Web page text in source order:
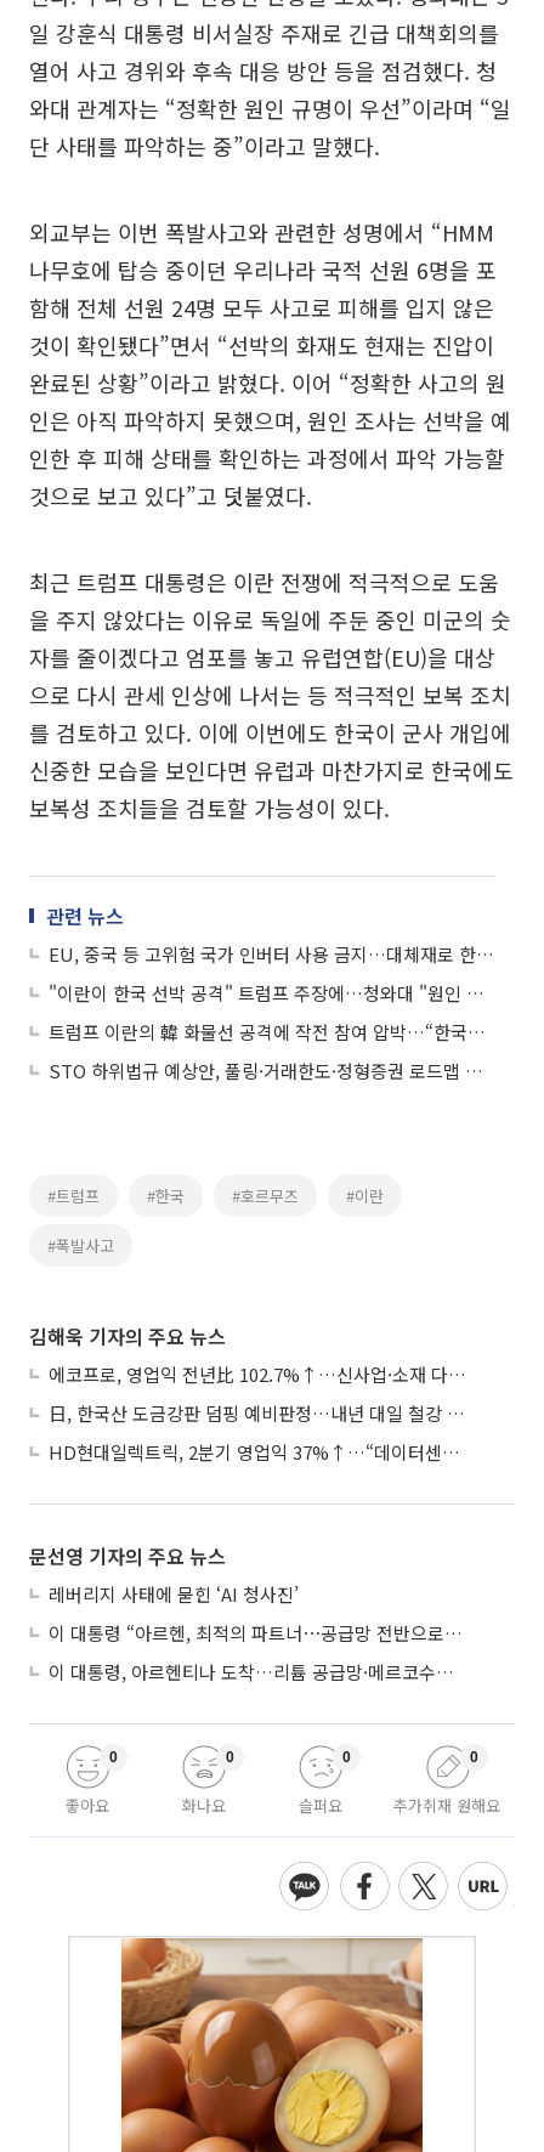
일 강훈식 대통령 비서실장 주재로 긴급 대책회의를
열어 사고 경위와 후속 대응 방안 등을 점검했다. 청
와대 관계자는 “정확한 원인 규명이 우선”이라며 “일
단 사태를 파악하는 중”이라고 말했다.
외교부는 이번 폭발사고와 관련한 성명에서 “HMM
나무호에 탑승 중이던 우리나라 국적 선원 6명을 포
함해 전체 선원 24명 모두 사고로 피해를 입지 않은
것이 확인됐다”면서 “선박의 화재도 현재는 진압이
완료된 상황”이라고 밝혔다. 이어 “정확한 사고의 원
인은 아직 파악하지 못했으며, 원인 조사는 선박을 예
인한 후 피해 상태를 확인하는 과정에서 파악 가능할
것으로 보고 있다”고 덧붙였다.
최근 트럼프 대통령은 이란 전쟁에 적극적으로 도움
을 주지 않았다는 이유로 독일에 주둔 중인 미군의 숫
자를 줄이겠다고 엄포를 놓고 유럽연합(EU)을 대상
으로 다시 관세 인상에 나서는 등 적극적인 보복 조치
를 검토하고 있다. 이에 이번에도 한국이 군사 개입에
신중한 모습을 보인다면 유럽과 마찬가지로 한국에도
보복성 조치들을 검토할 가능성이 있다.
관련 뉴스
EU, 중국 등 고위험 국가 인버터 사용 금지…대체재로 한국산도 거론
"이란이 한국 선박 공격" 트럼프 주장에…청와대 "원인 규명 중"
트럼프 이란의 韓 화물선 공격에 작전 참여 압박…“한국도 합류할 때 된 것”
STO 하위법규 예상안, 풀링·거래한도·정형증권 로드맵 제시
#트럼프 #한국 #호르무즈 #이란
#폭발사고
김해욱 기자의 주요 뉴스
에코프로, 영업익 전년比 102.7%↑…신사업·소재 다각화 박차
日, 한국산 도금강판 덤핑 예비판정…내년 대일 철강 수출 ‘빨간불’
HD현대일렉트릭, 2분기 영업익 37%↑…“데이터센터 사업, 새로운 성장 축”
문선영 기자의 주요 뉴스
레버리지 사태에 묻힌 ‘AI 청사진’
이 대통령 “아르헨, 최적의 파트너⋯공급망 전반으로 확대”
이 대통령, 아르헨티나 도착…리튬 공급망·메르코수르 협력 논의
좋아요
0
화나요
0
슬퍼요
0
추가취재 원해요
0